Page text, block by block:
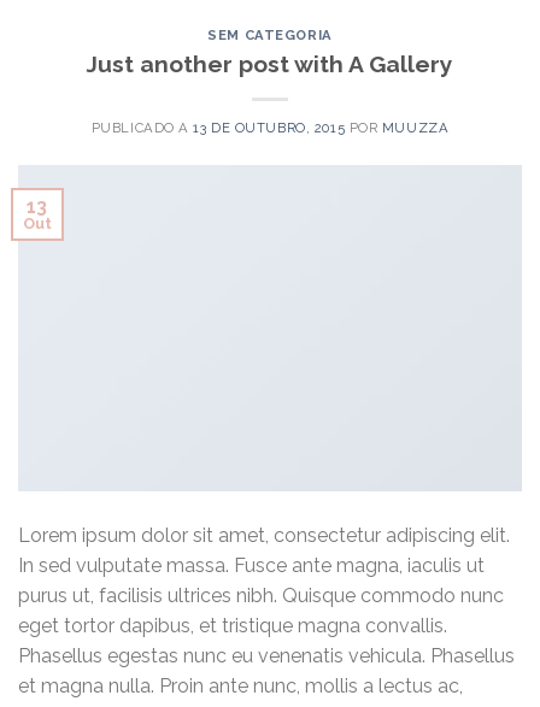
SEM CATEGORIA
Just another post with A Gallery
PUBLICADO A13 DE OUTUBRO, 2015 POR MUUZZA
13
Out
Lorem ipsum dolor sit amet, consectetur adipiscing elit.
In sed vulputate massa. Fusce ante magna, iaculis ut
purus ut, facilisis ultrices nibh. Quisque commodo nunc
eget tortor dapibus, et tristique magna convallis.
Phasellus egestas nunc eu venenatis vehicula. Phasellus
et magna nulla. Proin ante nunc, mollis a lectus ac,